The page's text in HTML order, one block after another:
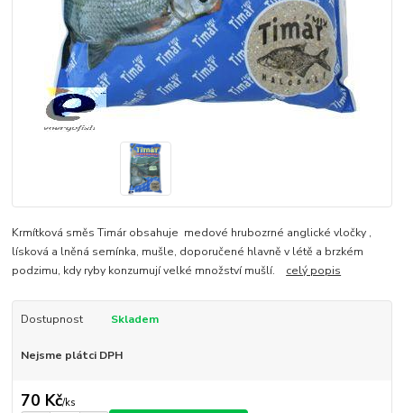
Krmítková směs Timár obsahuje medové hrubozrné anglické vločky ,
lísková a lněná semínka, mušle, doporučené hlavně v létě a brzkém
podzimu, kdy ryby konzumují velké množství mušlí. celý popis
Dostupnost Skladem
Nejsme plátci DPH
70 Kč/ks